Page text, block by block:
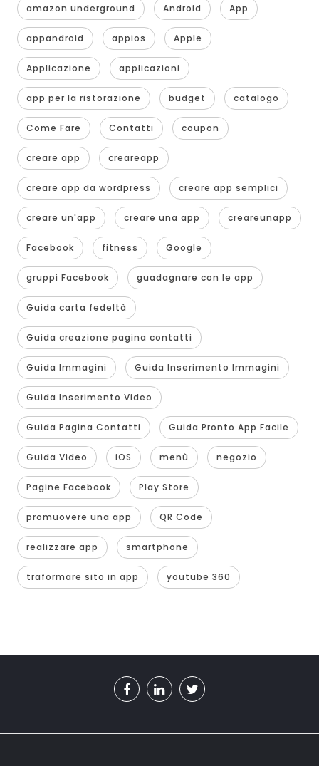
amazon underground Android App
appandroid appios Apple
Applicazione applicazioni
app per la ristorazione budget catalogo
Come Fare Contatti coupon
creare app creareapp
creare app da wordpress creare app semplici
creare un'app creare una app creareunapp
Facebook fitness Google
gruppi Facebook guadagnare con le app
Guida carta fedeltà
Guida creazione pagina contatti
Guida Immagini Guida Inserimento Immagini
Guida Inserimento Video
Guida Pagina Contatti Guida Pronto App Facile
Guida Video iOS menù negozio
Pagine Facebook Play Store
promuovere una app QR Code
realizzare app smartphone
traformare sito in app youtube 360